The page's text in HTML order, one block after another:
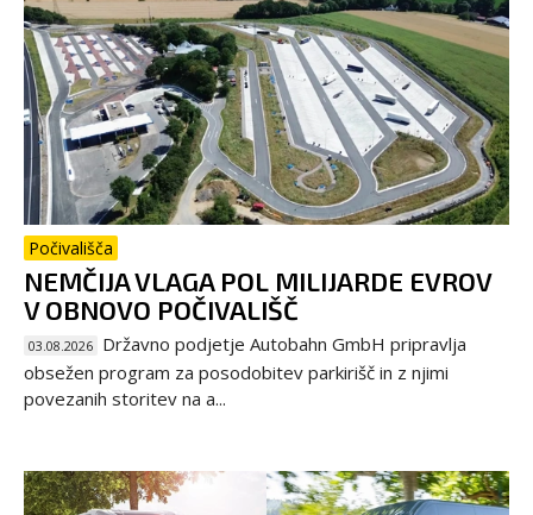
Počivališča
NEMČIJA VLAGA POL MILIJARDE EVROV
V OBNOVO POČIVALIŠČ
03.08.2026 Državno podjetje Autobahn GmbH pripravlja
obsežen program za posodobitev parkirišč in z njimi
povezanih storitev na a...